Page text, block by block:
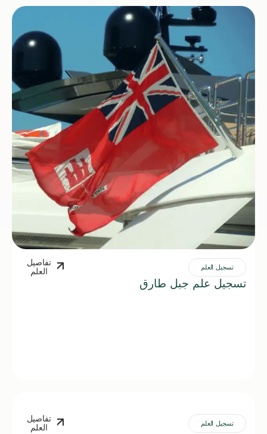
تسجيل العلم
تسجيل علم جبل طارق
تفاصيل
العلم
تسجيل العلم
تفاصيل
العلم